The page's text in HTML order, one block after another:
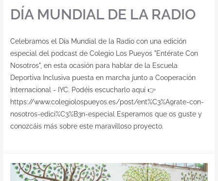
DÍA MUNDIAL DE LA RADIO
Celebramos el Día Mundial de la Radio con una edición
especial del podcast de Colegio Los Pueyos "Entérate Con
Nosotros", en esta ocasión para hablar de la Escuela
Deportiva Inclusiva puesta en marcha junto a Cooperación
Internacional - IYC. Podéis escucharlo aquí 👉
https://www.colegiolospueyos.es/post/ent%C3%A9rate-con-
nosotros-edici%C3%B3n-especial Esperamos que os guste y
conozcáis más sobre este maravilloso proyecto.